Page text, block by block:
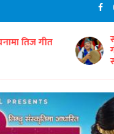
रहेको कौरा
भिडिओ